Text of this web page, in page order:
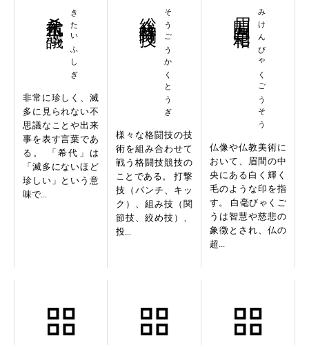
きたいふしぎ
非常に珍しく、滅
多に見られない不
思議なことや出来
事を表す言葉であ
る。 「希代」は
「滅多にないほど
珍しい」という意
味で...
そうごうかくとうぎ
様々な格闘技の技
術を組み合わせて
戦う格闘技競技の
ことである。 打撃
技（パンチ、キッ
ク）、組み技（関
節技、絞め技）、
投...
みけんびゃくごうそう
仏像や仏教美術に
おいて、眉間の中
央にある白く輝く
毛のような印を指
す。 白毫びゃくご
うは智慧や慈悲の
象徴とされ、仏の
超...